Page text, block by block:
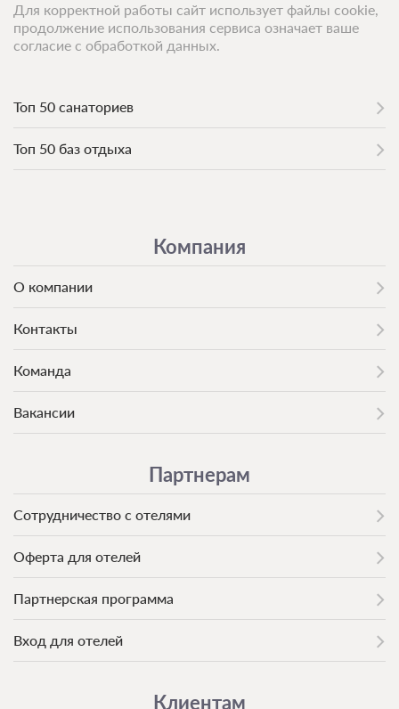
Топ 50 санаториев
Топ 50 баз отдыха
Компания
О компании
Контакты
Команда
Вакансии
Партнерам
Сотрудничество с отелями
Оферта для отелей
Партнерская программа
Вход для отелей
Клиентам
Для корректной работы сайт использует файлы cookie,
продолжение использования сервиса означает ваше
согласие с обработкой данных.